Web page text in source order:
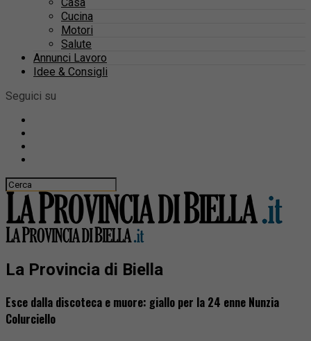
Cucina
Motori
Salute
Annunci Lavoro
Idee & Consigli
Seguici su
La Provincia di Biella
Esce dalla discoteca e muore: giallo per la 24 enne Nunzia
Colurciello